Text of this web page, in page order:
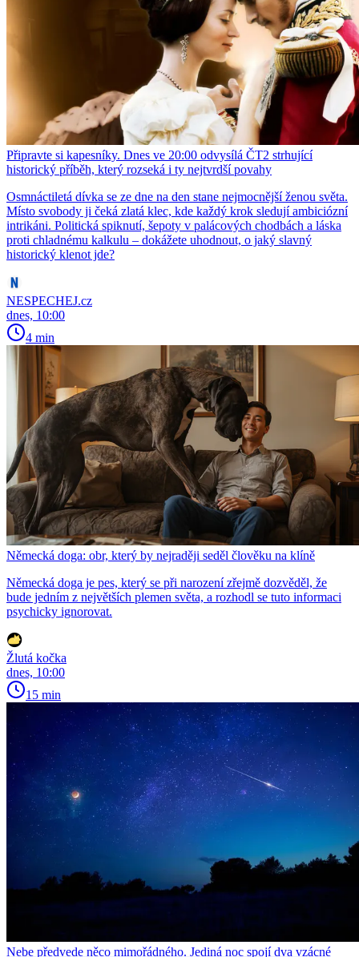
Připravte si kapesníky. Dnes ve 20:00 odvysílá ČT2 strhující
historický příběh, který rozseká i ty nejtvrdší povahy
Osmnáctiletá dívka se ze dne na den stane nejmocnější ženou světa.
Místo svobody ji čeká zlatá klec, kde každý krok sledují ambiciózní
intrikáni. Politická spiknutí, šepoty v palácových chodbách a láska
proti chladnému kalkulu – dokážete uhodnout, o jaký slavný
historický klenot jde?
NESPECHEJ.cz
dnes, 10:00
4 min
Německá doga: obr, který by nejraději seděl člověku na klíně
Německá doga je pes, který se při narození zřejmě dozvěděl, že
bude jedním z největších plemen světa, a rozhodl se tuto informaci
psychicky ignorovat.
Žlutá kočka
dnes, 10:00
15 min
Nebe předvede něco mimořádného. Jediná noc spojí dva vzácné